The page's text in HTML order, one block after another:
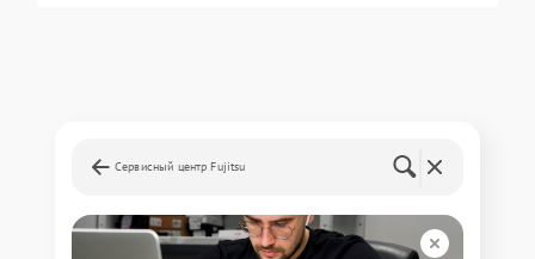
Сервисный центр Fujitsu